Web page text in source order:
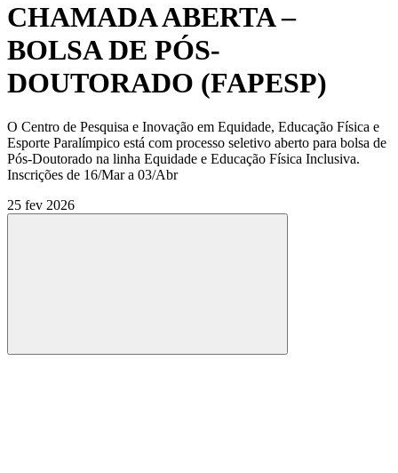
CHAMADA ABERTA –
BOLSA DE PÓS-
DOUTORADO (FAPESP)
O Centro de Pesquisa e Inovação em Equidade, Educação Física e
Esporte Paralímpico está com processo seletivo aberto para bolsa de
Pós-Doutorado na linha Equidade e Educação Física Inclusiva.
Inscrições de 16/Mar a 03/Abr
25 fev 2026
Compartilhar